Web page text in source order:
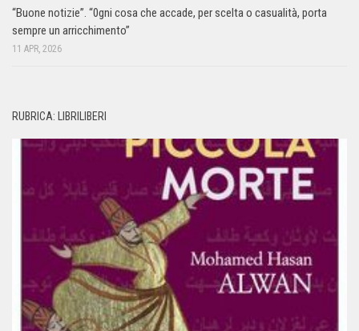
“Buone notizie”. “0gni cosa che accade, per scelta o casualità, porta
sempre un arricchimento”
11 APR, 2026
RUBRICA: LIBRILIBERI